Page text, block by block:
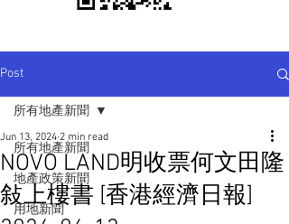
Post
所有地產新聞
地產政策新聞
用地新聞
所有地產新聞
NOVO LAND明收票何文田隆
敍上樓書 [香港經濟日報]
Jun 13, 2024 2 min read